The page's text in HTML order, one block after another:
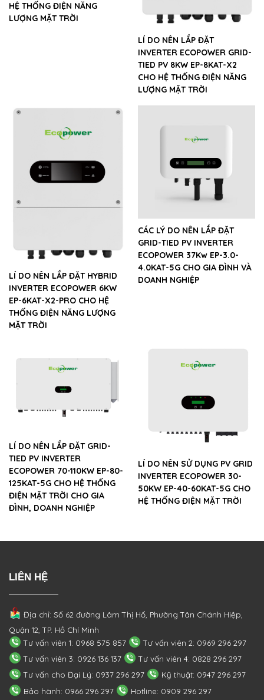
HỆ THỐNG ĐIỆN NĂNG
LƯỢNG MẶT TRỜI
LÍ DO NÊN LẮP ĐẶT
INVERTER ECOPOWER GRID-
TIED PV 8KW EP-8KAT-X2
CHO HỆ THỐNG ĐIỆN NĂNG
LƯỢNG MẶT TRỜI
LÍ DO NÊN LẮP ĐẶT HYBRID
INVERTER ECOPOWER 6KW
EP-6KAT-X2-PRO CHO HỆ
THỐNG ĐIỆN NĂNG LƯỢNG
MẶT TRỜI
CÁC LÝ DO NÊN LẮP ĐẶT
GRID-TIED PV INVERTER
ECOPOWER 37Kw EP-3.0-
4.0KAT-5G CHO GIA ĐÌNH VÀ
DOANH NGHIỆP
LÍ DO NÊN LẮP ĐẶT GRID-
TIED PV INVERTER
ECOPOWER 70-110KW EP-80-
125KAT-5G CHO HỆ THỐNG
ĐIỆN MẶT TRỜI CHO GIA
ĐÌNH, DOANH NGHIỆP
LÍ DO NÊN SỬ DỤNG PV GRID
INVERTER ECOPOWER 30-
50KW EP-40-60KAT-5G CHO
HỆ THỐNG ĐIỆN MẶT TRỜI
LIÊN HỆ
Địa chỉ: Số 62 đường Lâm Thị Hố, PhườngTân Chánh Hiệp,
Quận 12, TP. Hồ Chí Minh
Tư vấn viên 1: 0968 575 857
Tư vấn viên 2: 0969 296 297
Tư vấn viên 3: 0926 136 137
Tư vấn viên 4: 0828 296 297
Tư vấn cho Đại Lý: 0937 296 297
Kỹ thuật: 0947 296 297
Bảo hành: 0966 296 297
Hotline: 0909 296 297